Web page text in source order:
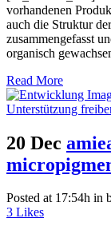
vorhandenen
auch die Struktur
zusammengefasst
organisch
Read More
20 Dec
Posted at 17:54h in
3 Likes